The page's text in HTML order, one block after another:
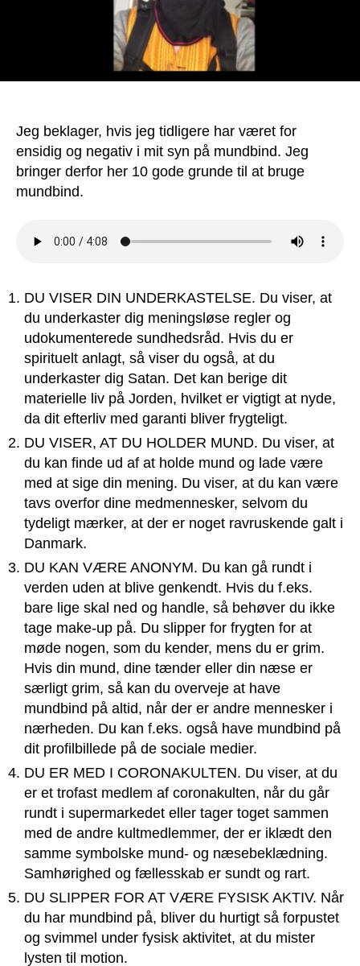
Jeg beklager, hvis jeg tidligere har været for
ensidig og negativ i mit syn på mundbind. Jeg
bringer derfor her 10 gode grunde til at bruge
mundbind.
DU VISER DIN UNDERKASTELSE. Du viser, at
du underkaster dig meningsløse regler og
udokumenterede sundhedsråd. Hvis du er
spirituelt anlagt, så viser du også, at du
underkaster dig Satan. Det kan berige dit
materielle liv på Jorden, hvilket er vigtigt at nyde,
da dit efterliv med garanti bliver frygteligt.
DU VISER, AT DU HOLDER MUND. Du viser, at
du kan finde ud af at holde mund og lade være
med at sige din mening. Du viser, at du kan være
tavs overfor dine medmennesker, selvom du
tydeligt mærker, at der er noget ravruskende galt i
Danmark.
DU KAN VÆRE ANONYM. Du kan gå rundt i
verden uden at blive genkendt. Hvis du f.eks.
bare lige skal ned og handle, så behøver du ikke
tage make-up på. Du slipper for frygten for at
møde nogen, som du kender, mens du er grim.
Hvis din mund, dine tænder eller din næse er
særligt grim, så kan du overveje at have
mundbind på altid, når der er andre mennesker i
nærheden. Du kan f.eks. også have mundbind på
dit profilbillede på de sociale medier.
DU ER MED I CORONAKULTEN. Du viser, at du
er et trofast medlem af coronakulten, når du går
rundt i supermarkedet eller tager toget sammen
med de andre kultmedlemmer, der er iklædt den
samme symbolske mund- og næsebeklædning.
Samhørighed og fællesskab er sundt og rart.
DU SLIPPER FOR AT VÆRE FYSISK AKTIV. Når
du har mundbind på, bliver du hurtigt så forpustet
og svimmel under fysisk aktivitet, at du mister
lysten til motion.